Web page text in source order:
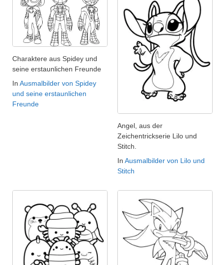
Charaktere aus Spidey und
seine erstaunlichen Freunde
In Ausmalbilder von Spidey
und seine erstaunlichen
Freunde
Angel, aus der
Zeichentrickserie Lilo und
Stitch.
In Ausmalbilder von Lilo und
Stitch